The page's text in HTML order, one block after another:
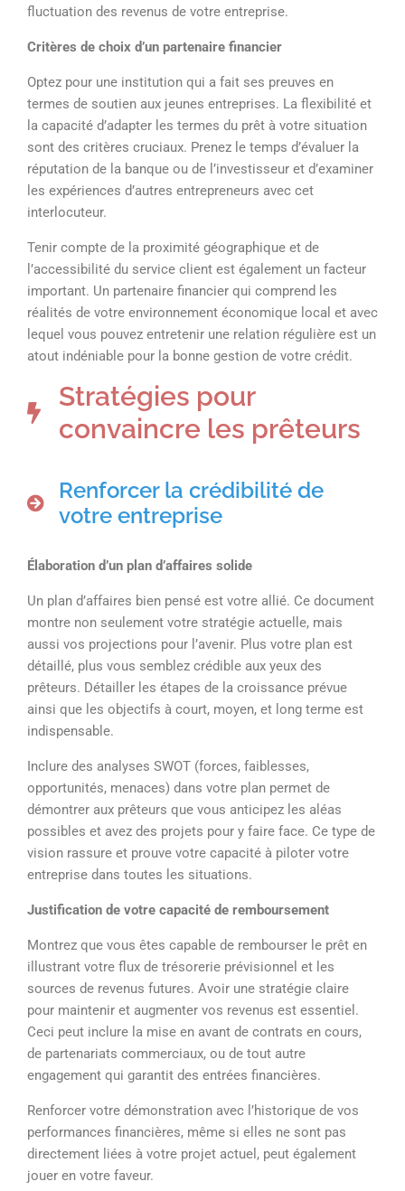
fluctuation des revenus de votre entreprise.
Critères de choix d’un partenaire financier
Optez pour une institution qui a fait ses preuves en
termes de soutien aux jeunes entreprises. La flexibilité et
la capacité d’adapter les termes du prêt à votre situation
sont des critères cruciaux. Prenez le temps d’évaluer la
réputation de la banque ou de l’investisseur et d’examiner
les expériences d’autres entrepreneurs avec cet
interlocuteur.
Tenir compte de la proximité géographique et de
l’accessibilité du service client est également un facteur
important. Un partenaire financier qui comprend les
réalités de votre environnement économique local et avec
lequel vous pouvez entretenir une relation régulière est un
atout indéniable pour la bonne gestion de votre crédit.
Stratégies pour
convaincre les prêteurs
Renforcer la crédibilité de
votre entreprise
Élaboration d’un plan d’affaires solide
Un plan d’affaires bien pensé est votre allié. Ce document
montre non seulement votre stratégie actuelle, mais
aussi vos projections pour l’avenir. Plus votre plan est
détaillé, plus vous semblez crédible aux yeux des
prêteurs. Détailler les étapes de la croissance prévue
ainsi que les objectifs à court, moyen, et long terme est
indispensable.
Inclure des analyses SWOT (forces, faiblesses,
opportunités, menaces) dans votre plan permet de
démontrer aux prêteurs que vous anticipez les aléas
possibles et avez des projets pour y faire face. Ce type de
vision rassure et prouve votre capacité à piloter votre
entreprise dans toutes les situations.
Justification de votre capacité de remboursement
Montrez que vous êtes capable de rembourser le prêt en
illustrant votre flux de trésorerie prévisionnel et les
sources de revenus futures. Avoir une stratégie claire
pour maintenir et augmenter vos revenus est essentiel.
Ceci peut inclure la mise en avant de contrats en cours,
de partenariats commerciaux, ou de tout autre
engagement qui garantit des entrées financières.
Renforcer votre démonstration avec l’historique de vos
performances financières, même si elles ne sont pas
directement liées à votre projet actuel, peut également
jouer en votre faveur.